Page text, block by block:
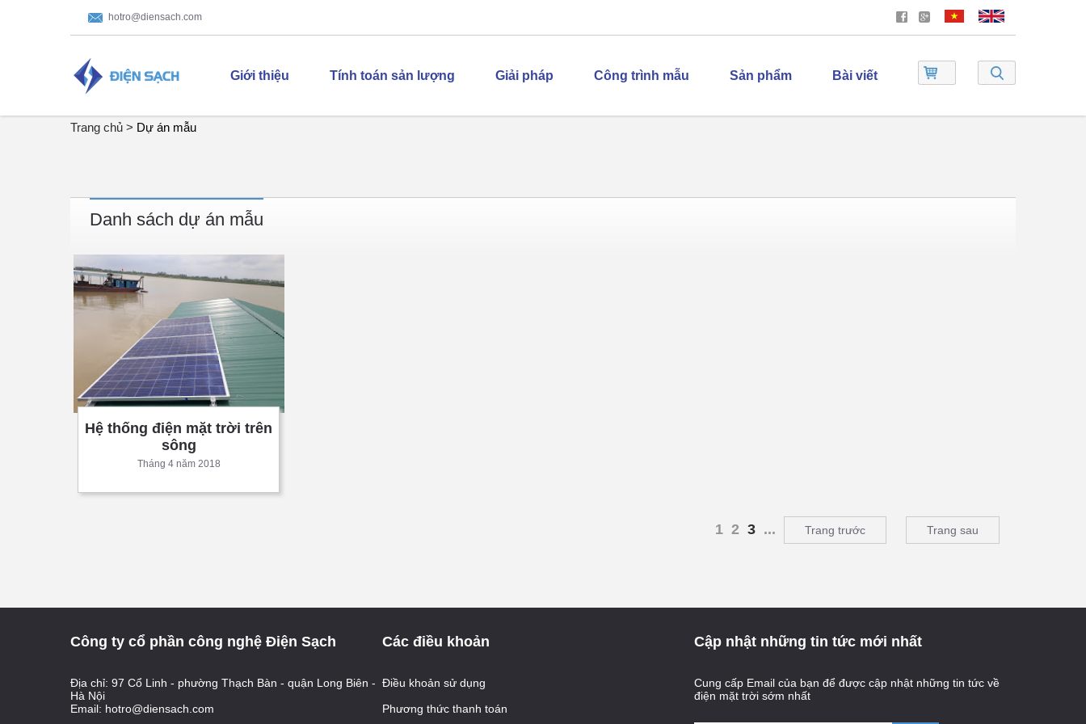
hotro@diensach.com
Giới thiệu Tính toán sản lượng Giải pháp Công trình mẫu Sản phẩm Bài viết
Trang chủ > Dự án mẫu
Danh sách dự án mẫu
Hệ thống điện mặt trời trên
sông
Tháng 4 năm 2018
1 2 3 ... Trang trước Trang sau
Công ty cổ phần công nghệ Điện Sạch
Địa chỉ: 97 Cổ Linh - phường Thạch Bàn - quận Long Biên -
Hà Nội
Email: hotro@diensach.com
Các điều khoản
Điều khoản sử dụng
Phương thức thanh toán
Cập nhật những tin tức mới nhất
Cung cấp Email của bạn để được cập nhật những tin tức về
điện mặt trời sớm nhất